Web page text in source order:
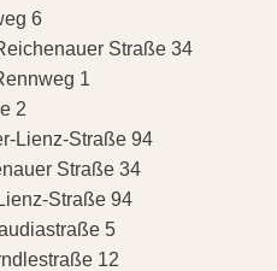
6
Straße 34
1
2
Lienz-Straße 94
Straße 34
Straße 94
5
12